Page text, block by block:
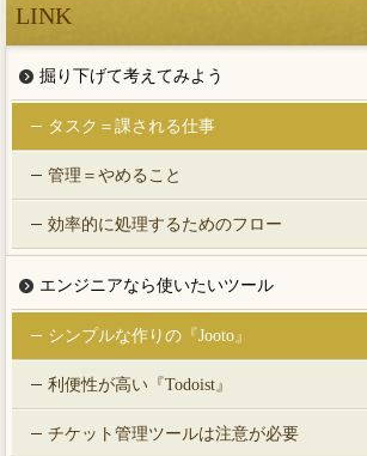
LINK
掘り下げて考えてみよう
タスク＝課される仕事
管理＝やめること
効率的に処理するためのフロー
エンジニアなら使いたいツール
シンプルな作りの『Jooto』
利便性が高い『Todoist』
チケット管理ツールは注意が必要